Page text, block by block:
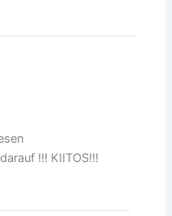
!!! KIITOS!!!